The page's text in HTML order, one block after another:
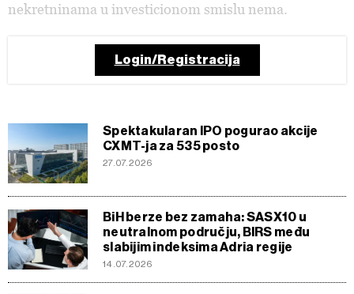
nekretninama u investicionom smislu nema.
Login/Registracija
Spektakularan IPO pogurao akcije
CXMT-ja za 535 posto
27.07.2026
BiH berze bez zamaha: SASX10 u
neutralnom području, BIRS među
slabijim indeksima Adria regije
14.07.2026